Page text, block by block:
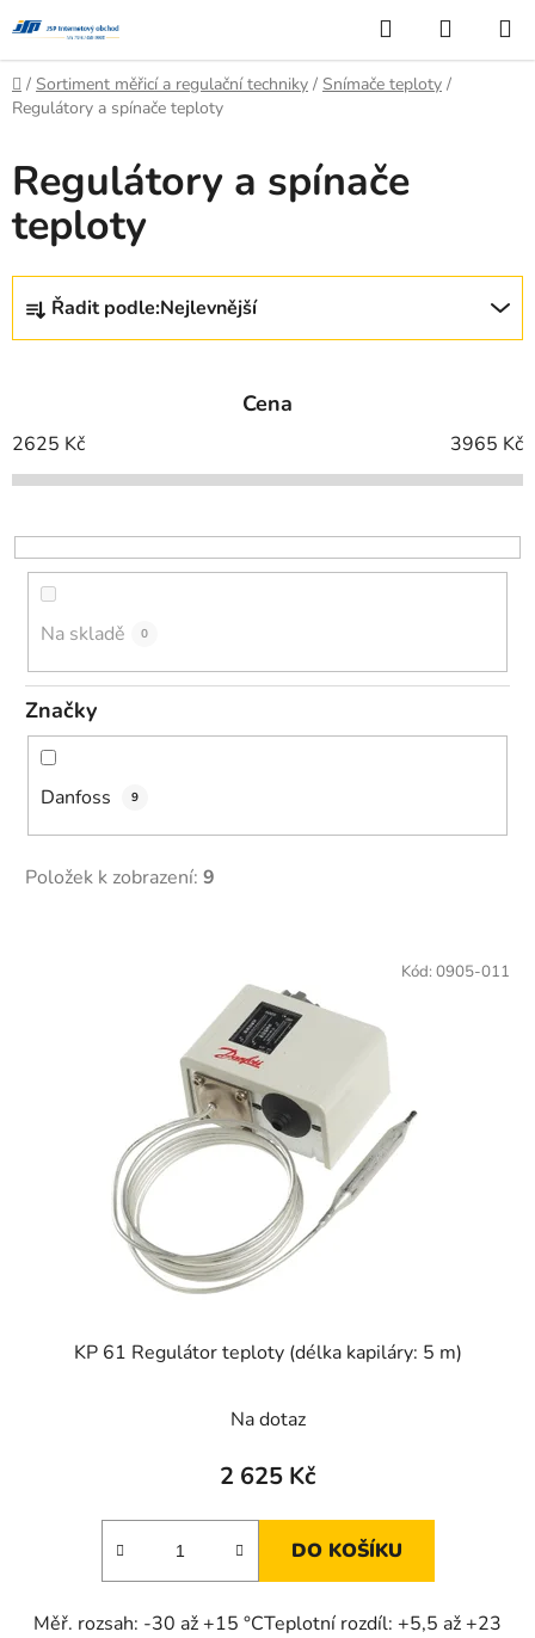
na
obsah
Hledat
KOŠÍK
Domů
/ Sortiment měřicí a regulační techniky / Snímače teploty /
Regulátory a spínače teploty
Regulátory a spínače
teploty
Ř
z
í
p
o
d
ů
Řadit podle:Nejlevnější
Cena
2625 Kč 3965 Kč
Na skladě 0
Značky
Danfoss 9
Položek k zobrazení: 9
KP 61 Regulátor teploty (délka kapiláry: 5 m)
Na dotaz
2 625 Kč
DO KOŠÍKU
Měř. rozsah: -30 až +15 °CTeplotní rozdíl: +5,5 až +23
Kód: 0905-011